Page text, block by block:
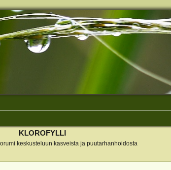
KLOROFYLLI
keskusteluun kasveista ja puutarhanhoidosta